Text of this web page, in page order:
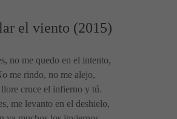
el viento (2015)
no me quedo en el intento,
me rindo, no me alejo,
cruce el infierno y tú.
me levanto en el deshielo,